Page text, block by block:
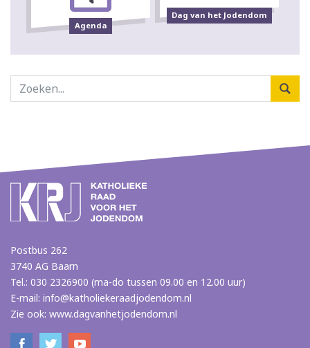
Agenda
Dag van het Jodendom
Postbus 262
3740 AG Baarn
Tel.: 030 2326900 (ma-do tussen 09.00 en 12.00 uur)
E-mail: info@katholiekeraadjodendom.nl
Zie ook: www.dagvanhetjodendom.nl